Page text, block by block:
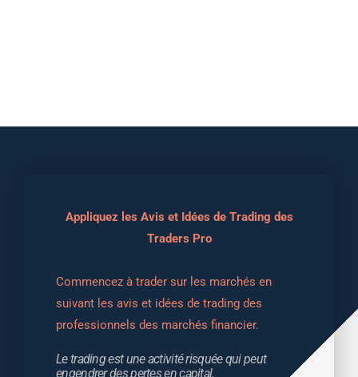
Appliquez les Avis et Idées de Trading des
Traders Pro
Commencez à trader sur les marchés en
suivant les avis et idées de trading des
professionnels des marchés financier.
Le trading est une activité risquée qui peut
engendrer des pertes en capital.